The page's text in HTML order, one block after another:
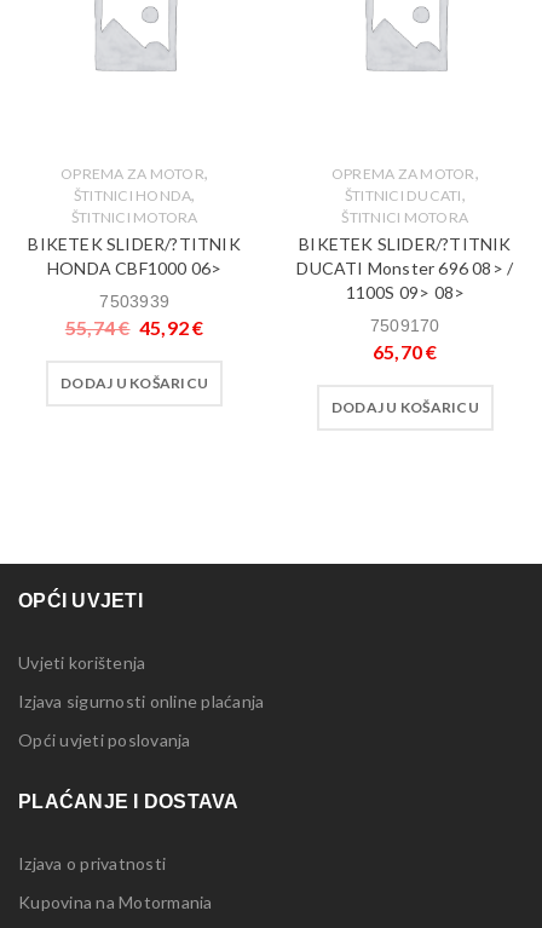
OPREMA ZA MOTOR,
ŠTITNICI HONDA,
ŠTITNICI MOTORA
BIKETEK SLIDER/?TITNIK
HONDA CBF1000 06>
7503939
55,74€ 45,92€
DODAJ U KOŠARICU
OPREMA ZA MOTOR,
ŠTITNICI DUCATI,
ŠTITNICI MOTORA
BIKETEK SLIDER/?TITNIK
DUCATI Monster 696 08> /
1100S 09> 08>
7509170
65,70€
DODAJ U KOŠARICU
OPĆI UVJETI
Uvjeti korištenja
Izjava sigurnosti online plaćanja
Opći uvjeti poslovanja
PLAĆANJE I DOSTAVA
Izjava o privatnosti
Kupovina na Motormania